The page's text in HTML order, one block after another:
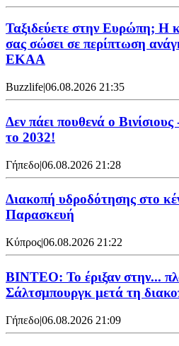
Ταξιδεύετε στην Ευρώπη; Η
σας σώσει σε περίπτωση
ΕΚΑΑ
Buzzlife|06.08.2026 21:35
Δεν πάει πουθενά ο
το 2032!
Γήπεδο|06.08.2026 21:28
Διακοπή υδροδότησης στο
Παρασκευή
Κύπρος|06.08.2026 21:22
ΒΙΝΤΕΟ: Το έριξαν στην...
Σάλτσμπουργκ μετά τη
Γήπεδο|06.08.2026 21:09